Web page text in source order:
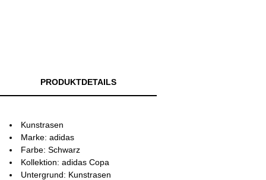
PRODUKTDETAILS
Kunstrasen
Marke: adidas
Farbe: Schwarz
Kollektion: adidas Copa
Untergrund: Kunstrasen